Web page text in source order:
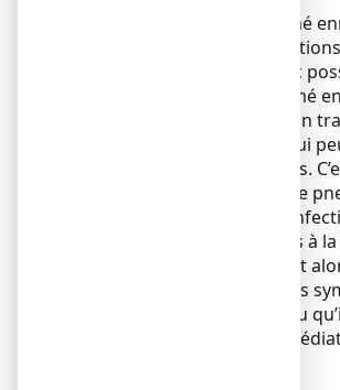
NUROFEN 200mg, comprimé
masquer des signes
fièvre et douleur. Il est donc
NUROFEN 200 mg, comprimé
retarde la mise en place d’un
adéquat de l’infection, ce qui
les risques de complications.
l’on a observé dans le cas de
d’origine bactérienne et
cutanées bactériennes liées à
vous prenez ce médicament
avez une infection et que les
cette infection persistent ou
s’aggravent, consultez